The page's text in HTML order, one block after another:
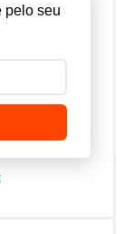
pelo seu